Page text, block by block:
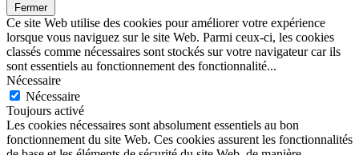
Fermer
Ce site Web utilise des cookies pour améliorer votre expérience
lorsque vous naviguez sur le site Web. Parmi ceux-ci, les cookies
classés comme nécessaires sont stockés sur votre navigateur car ils
sont essentiels au fonctionnement des fonctionnalité...
Nécessaire
Nécessaire
Toujours activé
Les cookies nécessaires sont absolument essentiels au bon
fonctionnement du site Web. Ces cookies assurent les fonctionnalités